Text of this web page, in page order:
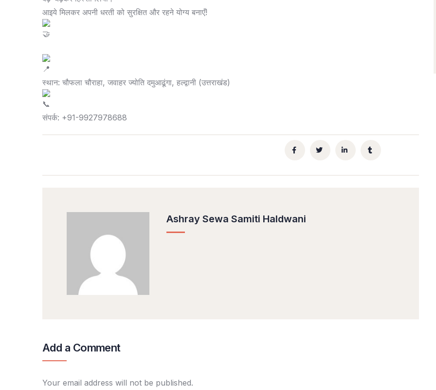
​आइये मिलकर अपनी धरती को सुरक्षित और रहने योग्य बनाएँ!
स्थान: चौफला चौराहा, जवाहर ज्योति दमुआढूंगा, हल्द्वानी (उत्तराखंड)
संपर्क: +91-9927978688
Ashray Sewa Samiti Haldwani
Add a Comment
Your email address will not be published.